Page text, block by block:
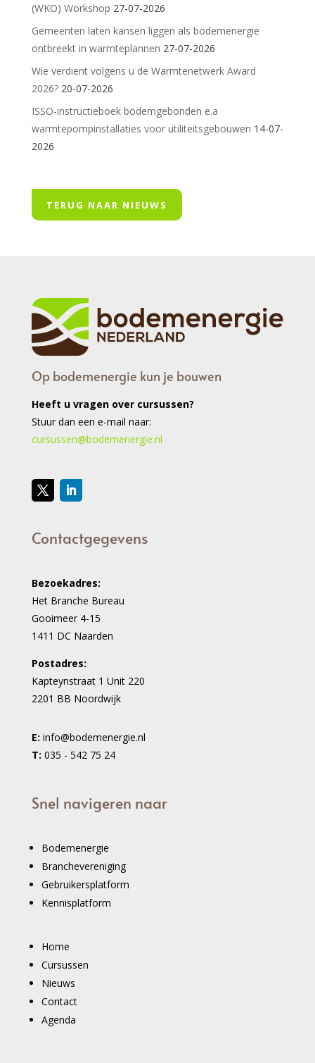
(WKO) Workshop 27-07-2026
Gemeenten laten kansen liggen als bodemenergie
ontbreekt in warmteplannen 27-07-2026
Wie verdient volgens u de Warmtenetwerk Award
2026? 20-07-2026
ISSO-instructieboek bodemgebonden e.a
warmtepompinstallaties voor utiliteitsgebouwen 14-07-
2026
TERUG NAAR NIEUWS
Op bodemenergie kun je bouwen
Heeft u vragen over cursussen?
Stuur dan een e-mail naar:
cursussen@bodemenergie.nl
Contactgegevens
Bezoekadres:
Het Branche Bureau
Gooimeer 4-15
1411 DC Naarden
Postadres:
Kapteynstraat 1 Unit 220
2201 BB Noordwijk
E: info@bodemenergie.nl
T: 035 - 542 75 24
Snel navigeren naar
Bodemenergie
Branchevereniging
Gebruikersplatform
Kennisplatform
Home
Cursussen
Nieuws
Contact
Agenda